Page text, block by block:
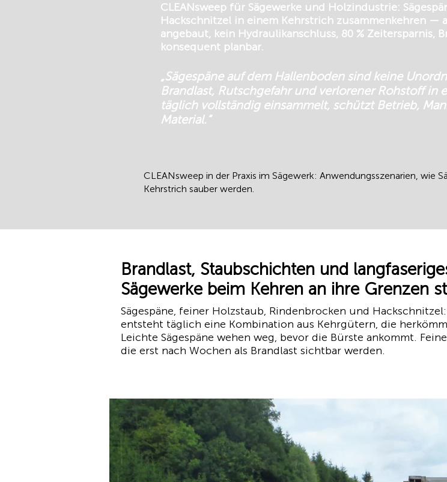
CLEANsweep für Sägewerke und Holzindustrie:
Hackschnitzel in einem Kehrstrich zusammenkehren —
angebaut, kein Hydraulikanschluss, 80 % Zeitersparnis,
konsequent planbar.
„Sägespäne auf dem Hallenboden sind keine
Brandlast, Rutschgefahr und verlorener Rohstoff in
täglich vollständig einsammelt, schützt Betrieb,
Material.“
CLEANsweep in der Praxis im Sägewerk: Anwendungsszenarien, wie
Kehrstrich sauber werden.
Brandlast, Staubschichten und
Sägewerke beim Kehren an ihre Grenzen
Sägespäne, feiner Holzstaub, Rindenbrocken und
entsteht täglich eine Kombination aus Kehrgütern, die
Leichte Sägespäne wehen weg, bevor die Bürste ankommt.
die erst nach Wochen als Brandlast sichtbar werden.